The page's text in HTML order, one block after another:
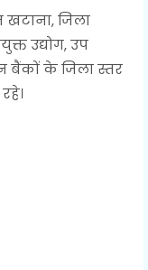
जिला
उद्योग, उप
बैंकों के जिला स्तर